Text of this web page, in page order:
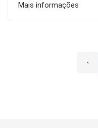
Mais informações
‹